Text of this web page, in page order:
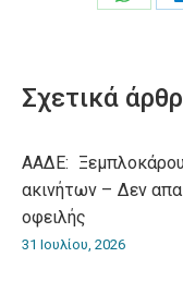
Share
Σχετικά
ΑΑΔΕ:
ακινήτων – Δεν
οφειλής
31 Ιουλίου, 2026